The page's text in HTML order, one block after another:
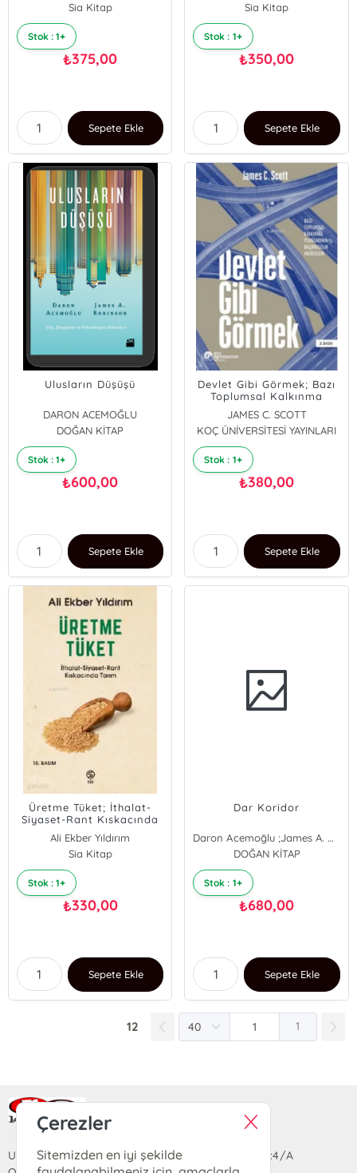
Sia Kitap
Stok : 1+
₺375,00
Sepete Ekle
Sia Kitap
Stok : 1+
₺350,00
Sepete Ekle
Ulusların Düşüşü
DARON ACEMOĞLU
DOĞAN KİTAP
Stok : 1+
₺600,00
Sepete Ekle
Devlet Gibi Görmek; Bazı
Toplumsal Kalkınma
Planlarının Başarısızlık
Hikayeleri
JAMES C. SCOTT
KOÇ ÜNİVERSİTESİ YAYINLARI
Stok : 1+
₺380,00
Sepete Ekle
Üretme Tüket; İthalat-
Siyaset-Rant Kıskacında
Tarım
Ali Ekber Yıldırım
Sia Kitap
Stok : 1+
₺330,00
Sepete Ekle
Dar Koridor
Daron Acemoğlu ;James A. Robinson
DOĞAN KİTAP
Stok : 1+
₺680,00
Sepete Ekle
12 1
Ra Yayın Kitabevi
Uzun Sokak Saray Çarşısı Lara Sineması Girişi No:4/A
Çerezler
Sitemizden en iyi şekilde